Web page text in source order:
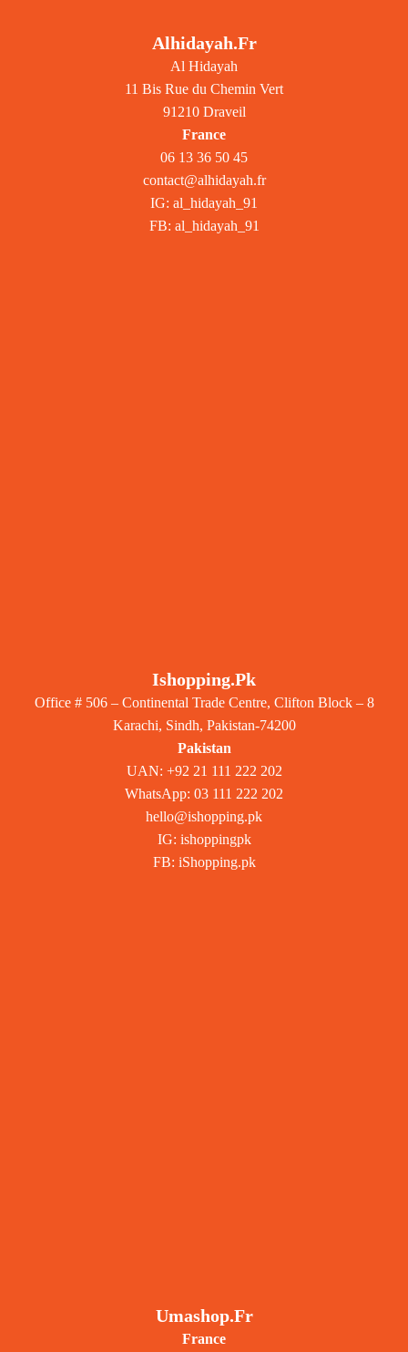
Alhidayah.fr
Al Hidayah
11 Bis Rue du Chemin Vert
91210 Draveil
France
06 13 36 50 45
contact@alhidayah.fr
IG: al_hidayah_91
FB: al_hidayah_91
Ishopping.pk
Office # 506 – Continental Trade Centre, Clifton Block – 8
Karachi, Sindh, Pakistan-74200
Pakistan
UAN: +92 21 111 222 202
WhatsApp: 03 111 222 202
hello@ishopping.pk
IG: ishoppingpk
FB: iShopping.pk
Umashop.fr
France